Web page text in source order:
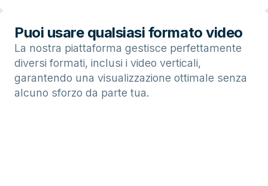
Puoi usare qualsiasi formato video
La nostra piattaforma gestisce perfettamente
diversi formati, inclusi i video verticali,
garantendo una visualizzazione ottimale senza
alcuno sforzo da parte tua.